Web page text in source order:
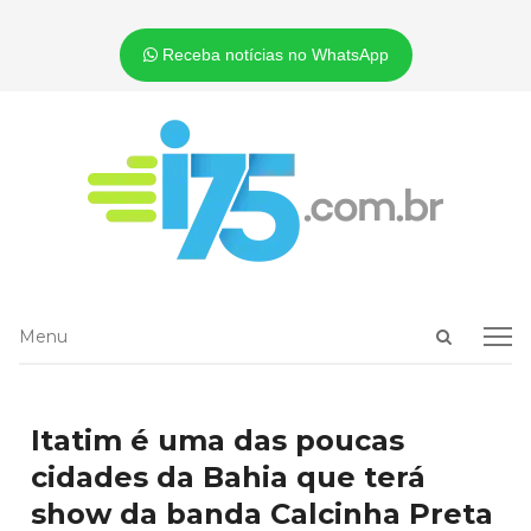
Receba notícias no WhatsApp
Open
Menu
Menu
Itatim é uma das poucas
cidades da Bahia que terá
show da banda Calcinha Preta